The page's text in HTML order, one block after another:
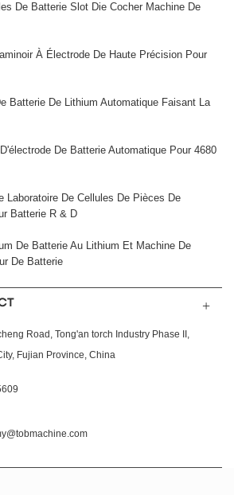
De Batterie Slot Die Cocher Machine De
À Électrode De Haute Précision Pour
Batterie De Lithium Automatique Faisant La
De Batterie Automatique Pour 4680
Laboratoire De Cellules De Pièces De
Batterie R & D
De Batterie Au Lithium Et Machine De
De Batterie
Road, Tong'an torch Industry Phase II,
Fujian Province, China